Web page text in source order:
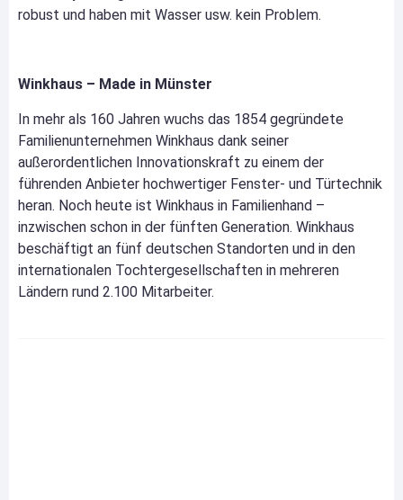
robust und haben mit Wasser usw. kein Problem.
Winkhaus – Made in Münster
In mehr als 160 Jahren wuchs das 1854 gegründete
Familienunternehmen Winkhaus dank seiner
außerordentlichen Innovationskraft zu einem der
führenden Anbieter hochwertiger Fenster- und Türtechnik
heran. Noch heute ist Winkhaus in Familienhand –
inzwischen schon in der fünften Generation. Winkhaus
beschäftigt an fünf deutschen Standorten und in den
internationalen Tochtergesellschaften in mehreren
Ländern rund 2.100 Mitarbeiter.